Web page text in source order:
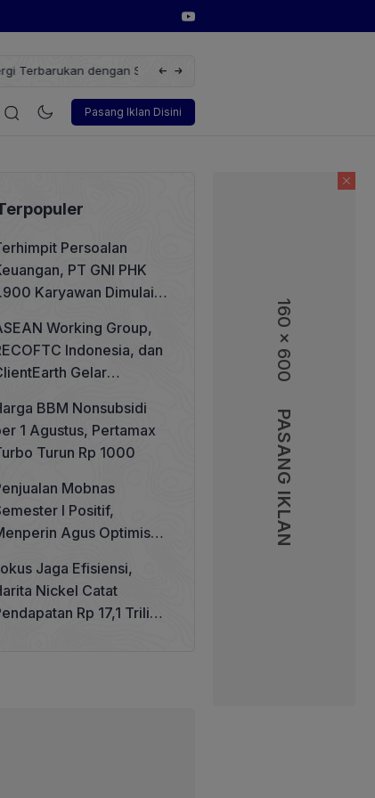
160 x 600
PASANG IKLAN
dengan Solusi
Wakil Direktur Utama PT Pelindo,
Pasang Iklan Disini
Korporasi Teknologi Otomotif
Persoalan
PT GNI PHK
Karyawan Dimulai 5
Working Group,
Indonesia, dan
Gelar
Tata Kelola
Sosial
BBM Nonsubsidi
1 Agustus, Pertamax
Turun Rp 1000
Mobnas
I Positif,
Agus Optimistis
Fokus Jaga Efisiensi,
Harita Nickel Catat
Pendapatan Rp 17,1 Triliun